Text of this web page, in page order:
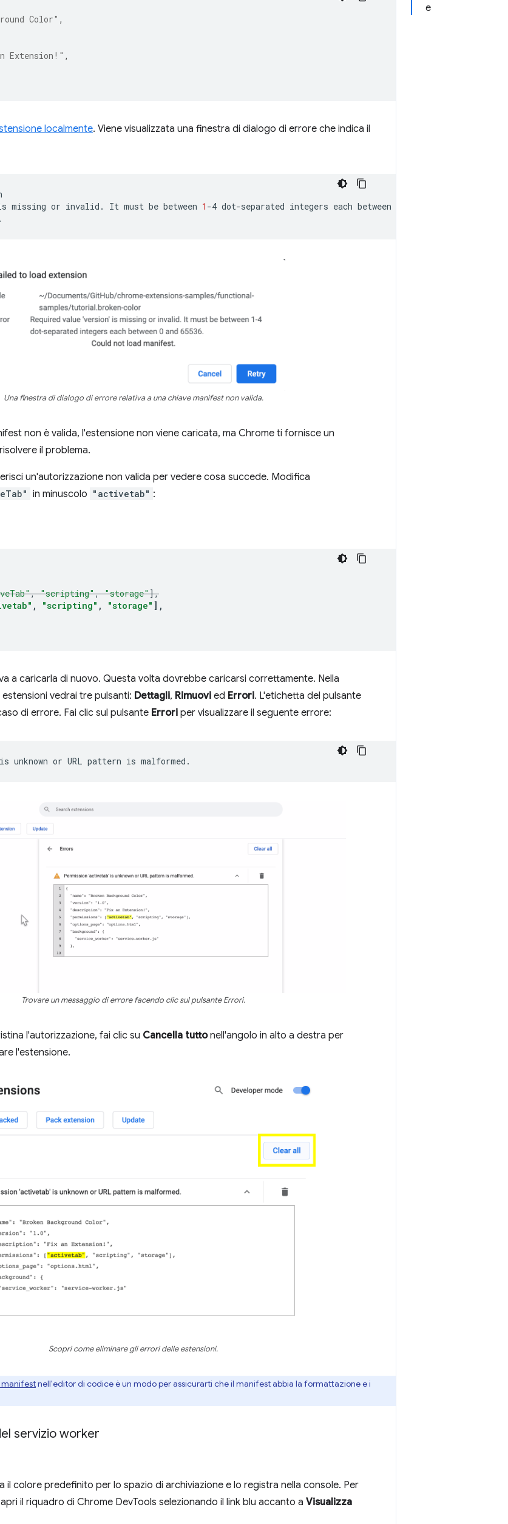
e
Color" ,
Extension!" ,
localmente. Viene visualizzata una finestra di dialogo di errore che indica il
missing or invalid. It must be between 1 -4 dot-separated integers each between
Una finestra di dialogo di errore relativa a una chiave manifest non valida.
non è valida, l'estensione non viene caricata, ma Chrome ti fornisce un
il problema.
un'autorizzazione non valida per vedere cosa succede. Modifica
in minuscolo "activetab" :
, "scripting", "storage"],
, "scripting" , "storage" ],
a caricarla di nuovo. Questa volta dovrebbe caricarsi correttamente. Nella
vedrai tre pulsanti: Dettagli, Rimuovi ed Errori. L'etichetta del pulsante
di errore. Fai clic sul pulsante Errori per visualizzare il seguente errore:
is unknown or URL pattern is
Trovare un messaggio di errore facendo clic sul pulsante Errori.
l'autorizzazione, fai clic su Cancella tuttonell'angolo in alto a destra per
l'estensione.
Scopri come eliminare gli errori delle estensioni.
nell'editor di codice è un modo per assicurarti che il manifest abbia la formattazione e i
servizio worker
il colore predefinito per lo spazio di archiviazione e lo registra nella console. Per
il riquadro di Chrome DevTools selezionando il link blu accanto a Visualizza